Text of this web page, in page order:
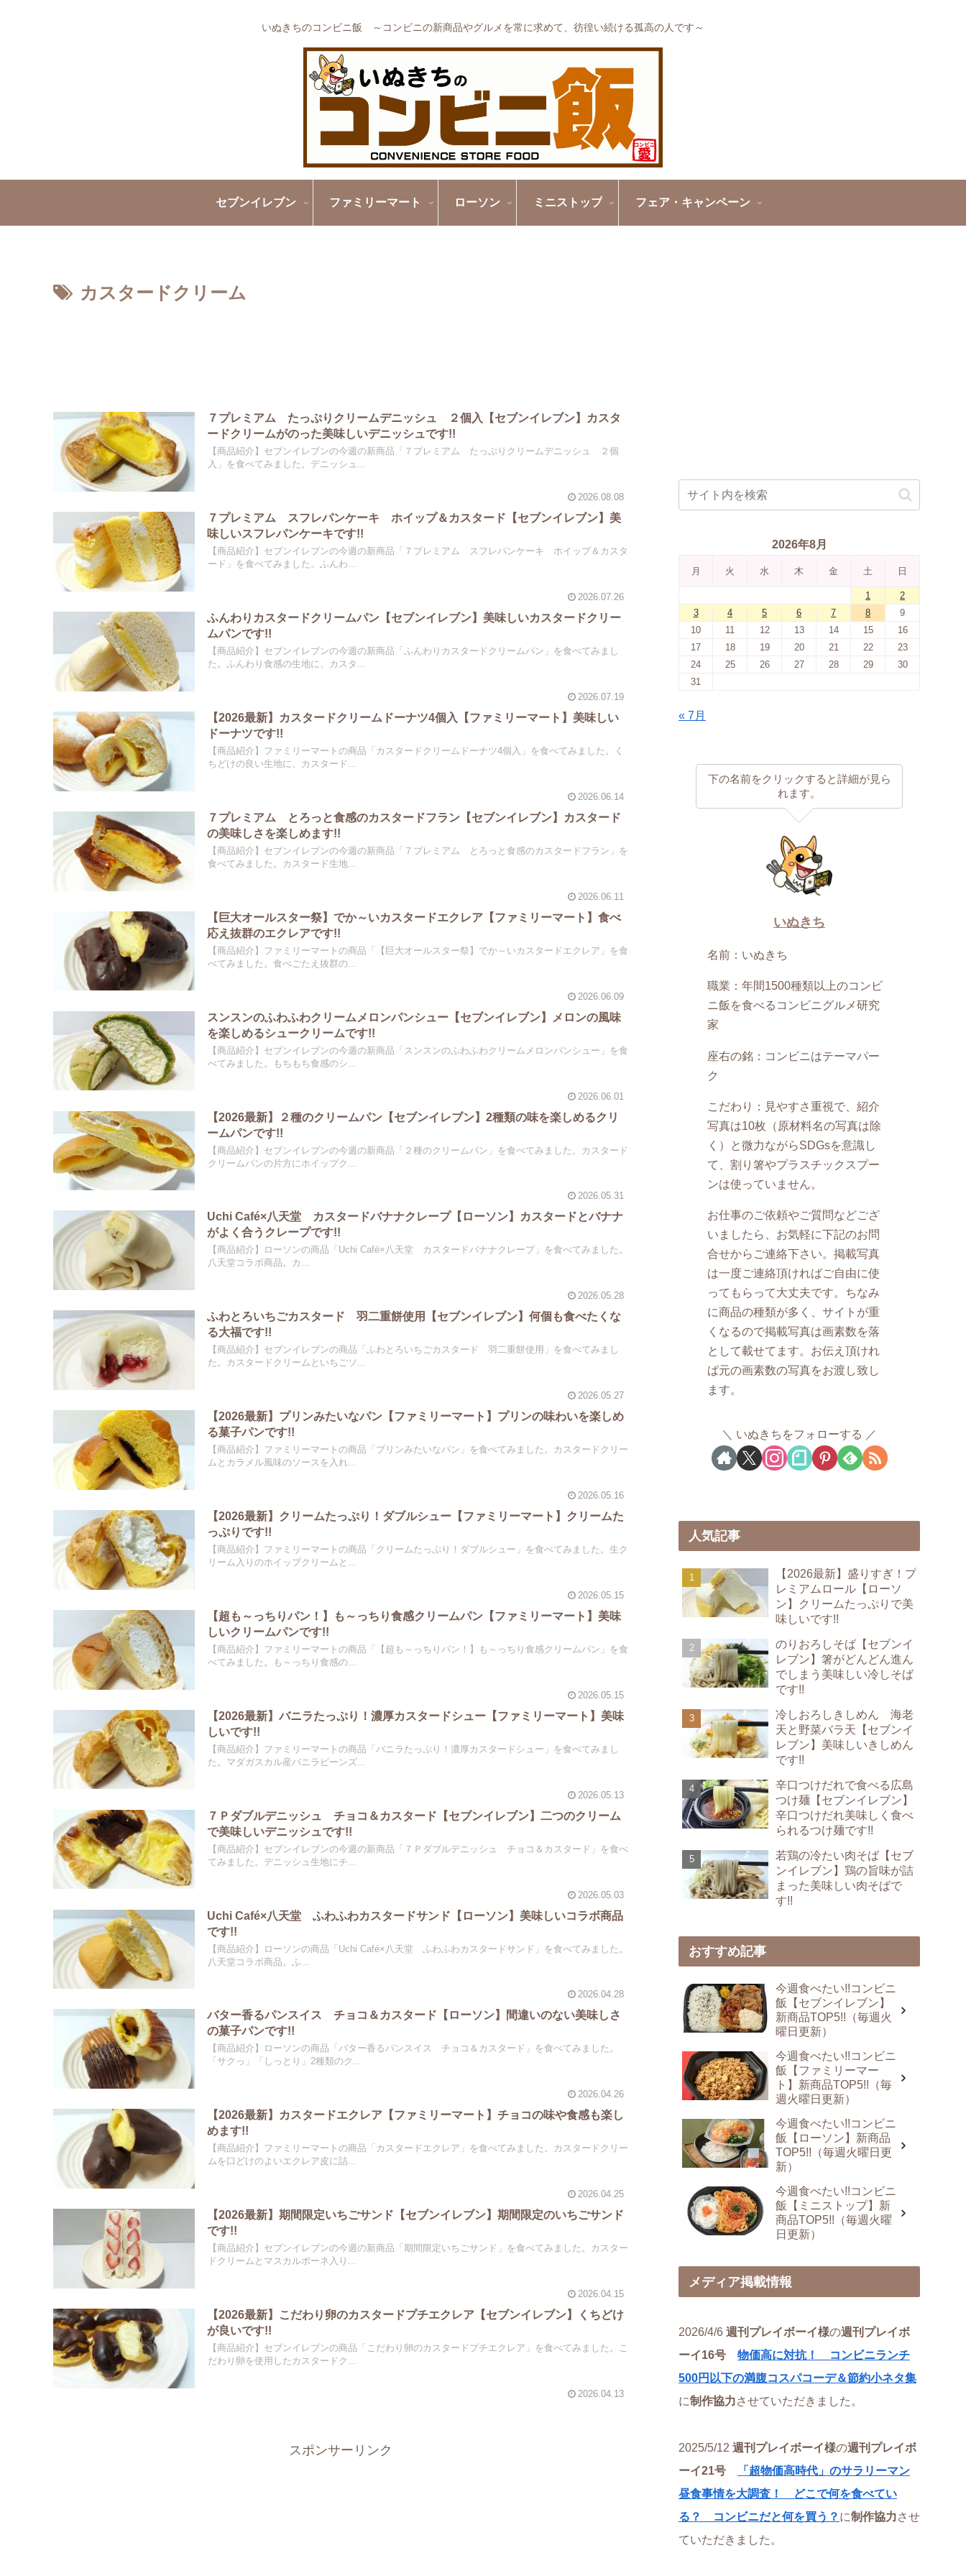
いぬきちのコンビニ飯 ～コンビニの新商品やグルメを常に求めて、彷徨い続ける孤高の人です～
セブンイレブン ファミリーマート ローソン ミニストップ フェア・キャンペーン
カスタードクリーム
７プレミアム たっぷりクリームデニッシュ ２個入【セブンイレブン】カスタ
ードクリームがのった美味しいデニッシュです!!
【商品紹介】セブンイレブンの今週の新商品「７プレミアム たっぷりクリームデニッシュ ２個
入」を食べてみました。デニッシュ...
2026.08.08
７プレミアム スフレパンケーキ ホイップ＆カスタード【セブンイレブン】美
味しいスフレパンケーキです!!
【商品紹介】セブンイレブンの今週の新商品「７プレミアム スフレパンケーキ ホイップ＆カスタ
ード」を食べてみました。ふんわ...
2026.07.26
ふんわりカスタードクリームパン【セブンイレブン】美味しいカスタードクリー
ムパンです!!
【商品紹介】セブンイレブンの今週の新商品「ふんわりカスタードクリームパン」を食べてみまし
た。ふんわり食感の生地に、カスタ...
2026.07.19
【2026最新】カスタードクリームドーナツ4個入【ファミリーマート】美味しい
ドーナツです!!
【商品紹介】ファミリーマートの商品「カスタードクリームドーナツ4個入」を食べてみました。く
ちどけの良い生地に、カスタード...
2026.06.14
７プレミアム とろっと食感のカスタードフラン【セブンイレブン】カスタード
の美味しさを楽しめます!!
【商品紹介】セブンイレブンの今週の新商品「７プレミアム とろっと食感のカスタードフラン」を
食べてみました。カスタード生地...
2026.06.11
【巨大オールスター祭】でか～いカスタードエクレア【ファミリーマート】食べ
応え抜群のエクレアです!!
【商品紹介】ファミリーマートの商品「【巨大オールスター祭】でか～いカスタードエクレア」を食
べてみました。食べごたえ抜群の...
2026.06.09
スンスンのふわふわクリームメロンパンシュー【セブンイレブン】メロンの風味
を楽しめるシュークリームです!!
【商品紹介】セブンイレブンの今週の新商品「スンスンのふわふわクリームメロンパンシュー」を食
べてみました。もちもち食感のシ...
2026.06.01
【2026最新】２種のクリームパン【セブンイレブン】2種類の味を楽しめるクリ
ームパンです!!
【商品紹介】セブンイレブンの今週の新商品「２種のクリームパン」を食べてみました。カスタード
クリームパンの片方にホイップク...
2026.05.31
Uchi Café×八天堂 カスタードバナナクレープ【ローソン】カスタードとバナナ
がよく合うクレープです!!
【商品紹介】ローソンの商品「Uchi Café×八天堂 カスタードバナナクレープ」を食べてみました。
八天堂コラボ商品。カ...
2026.05.28
ふわとろいちごカスタード 羽二重餅使用【セブンイレブン】何個も食べたくな
る大福です!!
【商品紹介】セブンイレブンの商品「ふわとろいちごカスタード 羽二重餅使用」を食べてみまし
た。カスタードクリームといちごソ...
2026.05.27
【2026最新】プリンみたいなパン【ファミリーマート】プリンの味わいを楽しめ
る菓子パンです!!
【商品紹介】ファミリーマートの商品「プリンみたいなパン」を食べてみました。カスタードクリー
ムとカラメル風味のソースを入れ...
2026.05.16
【2026最新】クリームたっぷり！ダブルシュー【ファミリーマート】クリームた
っぷりです!!
【商品紹介】ファミリーマートの商品「クリームたっぷり！ダブルシュー」を食べてみました。生ク
リーム入りのホイップクリームと...
2026.05.15
【超も～っちりパン！】も～っちり食感クリームパン【ファミリーマート】美味
しいクリームパンです!!
【商品紹介】ファミリーマートの商品「【超も～っちりパン！】も～っちり食感クリームパン」を食
べてみました。も～っちり食感の...
2026.05.15
【2026最新】バニラたっぷり！濃厚カスタードシュー【ファミリーマート】美味
しいです!!
【商品紹介】ファミリーマートの商品「バニラたっぷり！濃厚カスタードシュー」を食べてみまし
た。マダガスカル産バニラビーンズ...
2026.05.13
７Ｐダブルデニッシュ チョコ＆カスタード【セブンイレブン】二つのクリーム
で美味しいデニッシュです!!
【商品紹介】セブンイレブンの今週の新商品「７Ｐダブルデニッシュ チョコ＆カスタード」を食べ
てみました。デニッシュ生地にチ...
2026.05.03
Uchi Café×八天堂 ふわふわカスタードサンド【ローソン】美味しいコラボ商品
です!!
【商品紹介】ローソンの商品「Uchi Café×八天堂 ふわふわカスタードサンド」を食べてみました。
八天堂コラボ商品。ふ...
2026.04.28
バター香るパンスイス チョコ＆カスタード【ローソン】間違いのない美味しさ
の菓子パンです!!
【商品紹介】ローソンの商品「バター香るパンスイス チョコ＆カスタード」を食べてみました。
「サクっ」「しっとり」2種類のク...
2026.04.26
【2026最新】カスタードエクレア【ファミリーマート】チョコの味や食感も楽し
めます!!
【商品紹介】ファミリーマートの商品「カスタードエクレア」を食べてみました。カスタードクリー
ムを口どけのよいエクレア皮に詰...
2026.04.25
【2026最新】期間限定いちごサンド【セブンイレブン】期間限定のいちごサンド
です!!
【商品紹介】セブンイレブンの今週の新商品「期間限定いちごサンド」を食べてみました。カスター
ドクリームとマスカルポーネ入り...
2026.04.15
【2026最新】こだわり卵のカスタードプチエクレア【セブンイレブン】くちどけ
が良いです!!
【商品紹介】セブンイレブンの商品「こだわり卵のカスタードプチエクレア」を食べてみました。こ
だわり卵を使用したカスタードク...
2026.04.13
スポンサーリンク
2026年8月
月 火 水 木 金 土 日
1
2
3
4 5 6 7 8
9
10
11 12 13 14 15
16
17
18 19 20 21 22
23
24
25 26 27 28 29
30
31
« 7月
下の名前をクリックすると詳細が見ら
れます。
いぬきち
名前：いぬきち
職業：年間1500種類以上のコンビ
ニ飯を食べるコンビニグルメ研究
家
座右の銘：コンビニはテーマパー
ク
こだわり：見やすさ重視で、紹介
写真は10枚（原材料名の写真は除
く）と微力ながらSDGsを意識し
て、割り箸やプラスチックスプー
ンは使っていません。
お仕事のご依頼やご質問などござ
いましたら、お気軽に下記のお問
合せからご連絡下さい。掲載写真
は一度ご連絡頂ければご自由に使
ってもらって大丈夫です。ちなみ
に商品の種類が多く、サイトが重
くなるので掲載写真は画素数を落
として載せてます。お伝え頂けれ
ば元の画素数の写真をお渡し致し
ます。
いぬきちをフォローする
人気記事
【2026最新】盛りすぎ！プ
レミアムロール【ローソ
ン】クリームたっぷりで美
味しいです!!
のりおろしそば【セブンイ
レブン】箸がどんどん進ん
でしまう美味しい冷しそば
です!!
冷しおろしきしめん 海老
天と野菜バラ天【セブンイ
レブン】美味しいきしめん
です!!
辛口つけだれで食べる広島
つけ麺【セブンイレブン】
辛口つけだれ美味しく食べ
られるつけ麺です!!
若鶏の冷たい肉そば【セブ
ンイレブン】鶏の旨味が詰
まった美味しい肉そばで
す!!
おすすめ記事
今週食べたい!!コンビニ
飯【セブンイレブン】
新商品TOP5!!（毎週火
曜日更新）
今週食べたい!!コンビニ
飯【ファミリーマー
ト】新商品TOP5!!（毎
週火曜日更新）
今週食べたい!!コンビニ
飯【ローソン】新商品
TOP5!!（毎週火曜日更
新）
今週食べたい!!コンビニ
飯【ミニストップ】新
商品TOP5!!（毎週火曜
日更新）
メディア掲載情報
2026/4/6 週刊プレイボーイ様の週刊プレイボ
ーイ16号 物価高に対抗！ コンビニランチ
500円以下の満腹コスパコーデ＆節約小ネタ集
に制作協力させていただきました。
2025/5/12 週刊プレイボーイ様の週刊プレイボ
ーイ21号
「超物価高時代」のサラリーマン
昼食事情を大調査！ どこで何を食べてい
る？ コンビニだと何を買う？ に制作協力させ
ていただきました。